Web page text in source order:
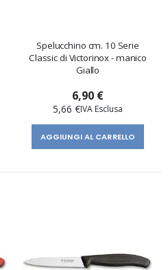
Spelucchino cm. 10 Serie
Classic di Victorinox - manico
Giallo
6,90 €
5,66 €
AGGIUNGI AL CARRELLO